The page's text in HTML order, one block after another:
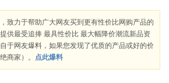
致力于帮助广大网友买到更有性价比网购产品的
供最受追捧 最具性价比 最大幅降价潮流新品资
于网友爆料，如果您发现了优质的产品或好的价
商家）。 点此爆料